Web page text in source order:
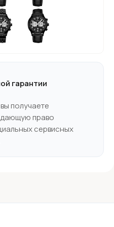
гарантии
получаете
право
сервисных